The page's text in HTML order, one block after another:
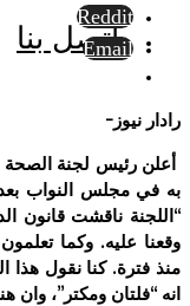
اتصل بنا
Reddit
Email
رادار نيوز-
أعلن رئيس لجنة الصحة
به في مجلس النواب
“اللجنة ناقشت قانون
وقعنا عليه. وكما
منذ فترة. كنا نقول هذا
انه “فلتان ومكتر”، وان